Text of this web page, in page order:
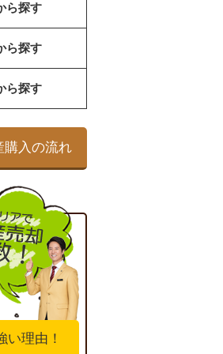
ら探す
ら探す
ら探す
購入の流れ
い理由！